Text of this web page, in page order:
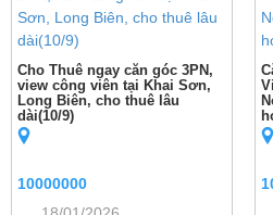
Cho Thuê ngay căn góc 3PN,
view công viên tại Khai Sơn,
Long Biên, cho thuê lâu
dài(10/9)
10000000